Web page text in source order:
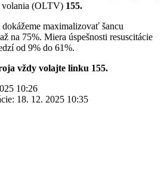
volania (OLTV) 155.
maximalizovať šancu
na 75%. Miera úspešnosti resuscitácie
od 9% do 61%.
vždy volajte linku 155.
10:26
18. 12. 2025 10:35